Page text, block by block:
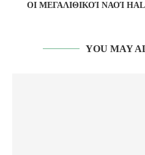
ΟΙ ΜΕΓΑΛΙΘΙΚΟΊ ΝΑΟΊ
YOU MAY